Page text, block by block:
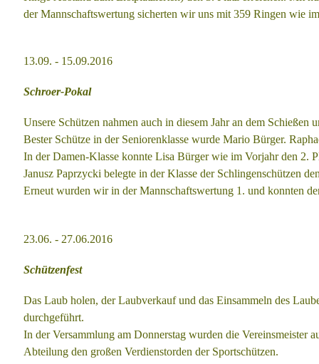
der Mannschaftswertung sicherten wir uns mit 359 Ringen wie
13.09. - 15.09.2016
Schroer-Pokal
Unsere Schützen nahmen auch in diesem Jahr an dem Schießen
Bester Schütze in der Seniorenklasse wurde Mario Bürger.
In der Damen-Klasse konnte Lisa Bürger wie im Vorjahr den 2.
Janusz Paprzycki belegte in der Klasse der Schlingenschützen
Erneut wurden wir in der Mannschaftswertung 1. und konnten
23.06. - 27.06.2016
Schützenfest
Das Laub holen, der Laubverkauf und das Einsammeln des
durchgeführt.
In der Versammlung am Donnerstag wurden die Vereinsmeister
Abteilung den großen Verdienstorden der Sportschützen.